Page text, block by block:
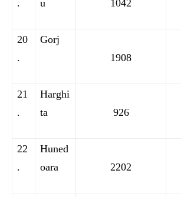
. u 1042
20
.
Gorj
1908
21
.
Harghi
ta
926
22
.
Huned
oara
2202